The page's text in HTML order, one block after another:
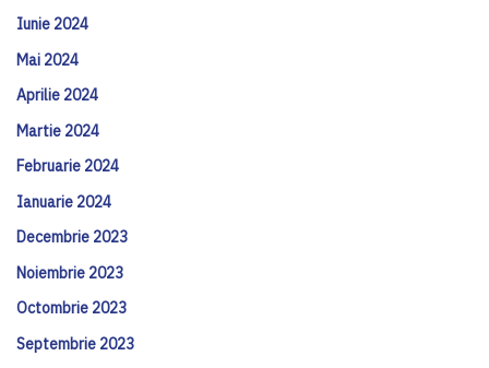
Iunie 2024
Mai 2024
Aprilie 2024
Martie 2024
Februarie 2024
Ianuarie 2024
Decembrie 2023
Noiembrie 2023
Octombrie 2023
Septembrie 2023